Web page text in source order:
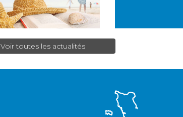
Voir toutes les actualités